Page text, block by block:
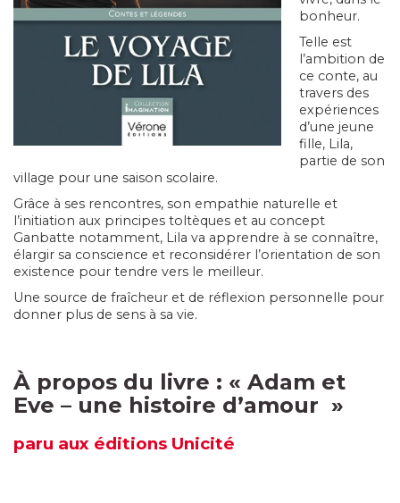
bonheur.
Telle est
l’ambition de
ce conte, au
travers des
expériences
d’une jeune
fille, Lila,
partie de son
village pour une saison scolaire.
Grâce à ses rencontres, son empathie naturelle et
l’initiation aux principes toltèques et au concept
Ganbatte notamment, Lila va apprendre à se connaître,
élargir sa conscience et reconsidérer l’orientation de son
existence pour tendre vers le meilleur.
Une source de fraîcheur et de réflexion personnelle pour
donner plus de sens à sa vie.
À propos du livre : « Adam et
Eve – une histoire d’amour »
paru aux éditions Unicité